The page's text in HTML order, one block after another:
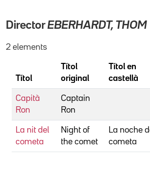
DirectorEBERHARDT, THOM
2 elements
Títol
Títol
original
Títol en
castellà
Capità
Ron
Captain
Ron
La nit del
cometa
Night of
the comet
La noche
cometa